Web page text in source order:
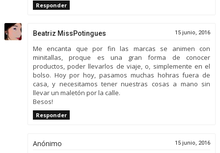
Responder
Beatriz MissPotingues 15 junio, 2016
Me encanta que por fin las marcas se animen con
minitallas, proque es una gran forma de conocer
productos, poder llevarlos de viaje, o, simplemente en el
bolso. Hoy por hoy, pasamos muchas hohras fuera de
casa, y necesitamos tener nuestras cosas a mano sin
llevar un maletón por la calle.
Besos!
Responder
Anónimo 15 junio, 2016